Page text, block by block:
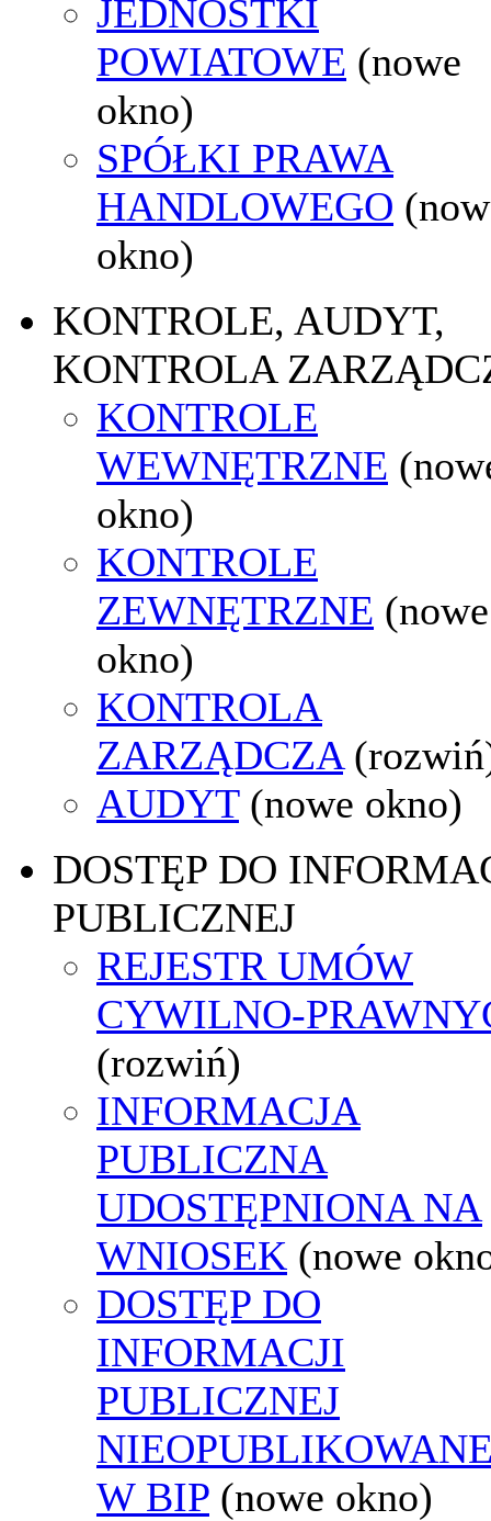
JEDNOSTKI
POWIATOWE (nowe
okno)
SPÓŁKI PRAWA
HANDLOWEGO
okno)
KONTROLE, AUDYT,
KONTROLA
KONTROLE
WEWNĘTRZNE
okno)
KONTROLE
ZEWNĘTRZNE (nowe
okno)
KONTROLA
ZARZĄDCZA
AUDYT (nowe okno)
DOSTĘP DO
PUBLICZNEJ
REJESTR UMÓW
CYWILNO-
(rozwiń)
INFORMACJA
PUBLICZNA
UDOSTĘPNIONA NA
WNIOSEK (nowe
DOSTĘP DO
INFORMACJI
PUBLICZNEJ
W BIP (nowe okno)